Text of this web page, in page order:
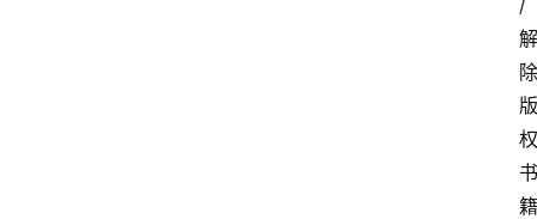
/
解
除
版
权
书
籍